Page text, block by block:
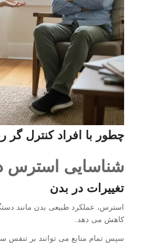
چطور با افراد کنترل گر
شناسایی استرس
تغییرات در بدن
استرس، عملکرد طبیعی بدن مانند
کاهش می دهد.
سپس تمام منابع می توانند بر تنفس